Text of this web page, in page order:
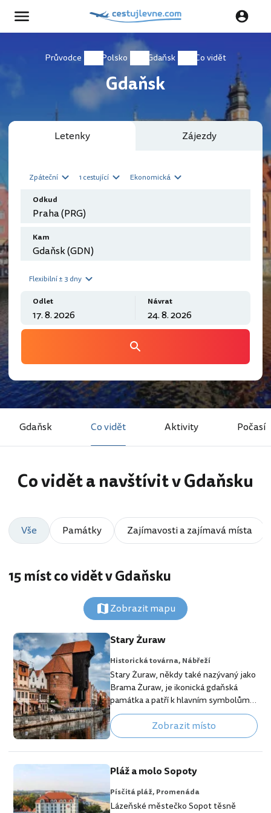
Průvodce Polsko Gdaňsk Co vidět
Gdaňsk
Letenky Zájezdy
Zpáteční 1 cestující Ekonomická
Odkud
Kam
Flexibilní ± 3 dny
Odlet Návrat
Gdaňsk Co vidět Aktivity Počasí
Co vidět a navštívit v Gdaňsku
Vše Památky Zajímavosti a zajímavá místa
15 míst co vidět v Gdaňsku
Zobrazit mapu
Stary Żuraw
Historická továrna, Nábřeží
Stary Żuraw, někdy také nazývaný jako
Brama Żuraw, je ikonická gdaňská
památka a patří k hlavním symbolům
města. 👉 Naše tipy na nejlepší hotely
v Gdaňsku Gdaňsk od nepaměti těží ze
své polohy u Baltského moře a
funguje jako hlavní přístav pro celou
oblast. Na nábřeží řeky Moltawa blízko
u jejího ústí do zálivu můžete
obdivovat historický jeřáb sloužící k
nakládce a vykládce námořních i říčních
Zobrazit místo
Pláž a molo Sopoty
Písčitá pláž, Promenáda
Lázeňské městečko Sopot těsně